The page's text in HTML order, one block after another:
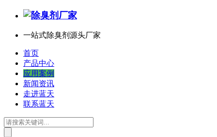
一站式除臭剂源头厂家
首页
产品中心
应用案例
新闻资讯
走进蓝天
联系蓝天